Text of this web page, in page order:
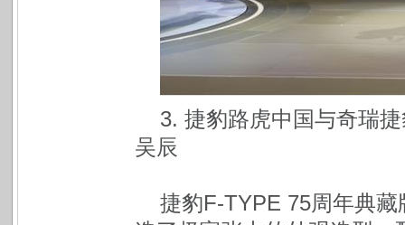
3. 捷豹路虎中国与奇瑞
吴辰
捷豹F-TYPE 75周年典